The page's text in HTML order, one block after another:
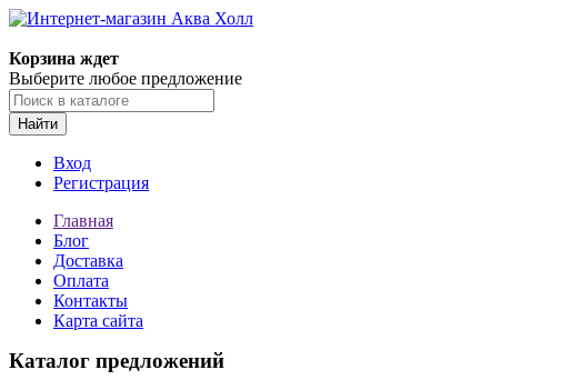
Корзина ждет
Выберите любое предложение
Найти
Вход
Регистрация
Главная
Блог
Доставка
Оплата
Контакты
Карта сайта
Каталог предложений